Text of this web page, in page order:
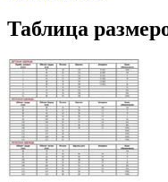
Таблица